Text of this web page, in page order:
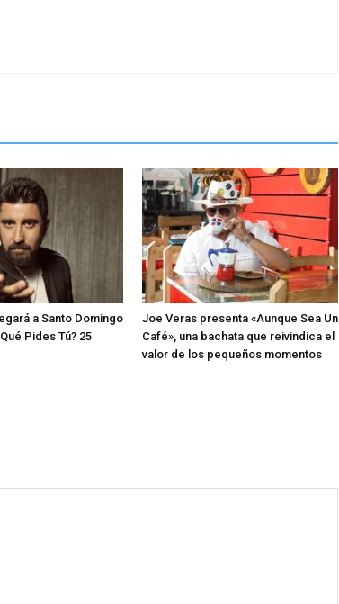
a Santo Domingo
Pides Tú? 25
Joe Veras presenta «Aunque Sea Un
Café», una bachata que reivindica el
valor de los pequeños momentos